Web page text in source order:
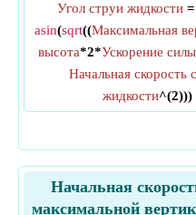
Угол струи жидкости =
asin(sqrt((Максимальная
высота*2*Ускорение
Начальная скорость
жидкости^(2)))
Начальная
максимальной